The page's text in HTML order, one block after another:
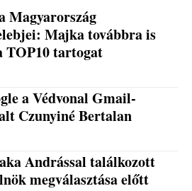
Majka továbbra is
TOP10 tartogat
a Védvonal Gmail-
Czunyiné Bertalan
Andrással találkozott
megválasztása előtt